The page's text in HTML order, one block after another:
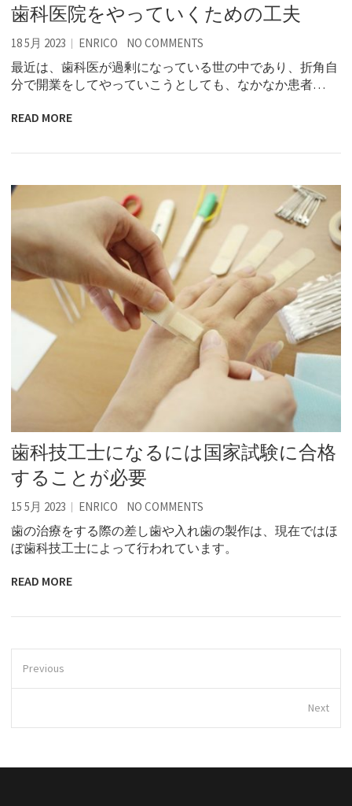
歯科医院をやっていくための工夫
18 5月 2023 ENRICO NO COMMENTS
最近は、歯科医が過剰になっている世の中であり、折角自
分で開業をしてやっていこうとしても、なかなか患者…
READ MORE
歯科技工士になるには国家試験に合格
することが必要
15 5月 2023 ENRICO NO COMMENTS
歯の治療をする際の差し歯や入れ歯の製作は、現在ではほ
ぼ歯科技工士によって行われています。
READ MORE
Previous
Next